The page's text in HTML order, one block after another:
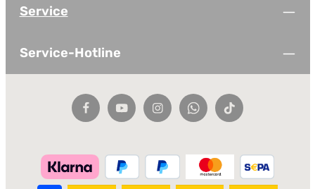
Service
Service-Hotline